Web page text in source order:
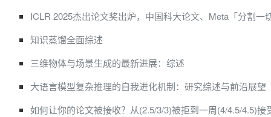
ICLR 2025杰出论文奖出炉，中国科大论文、Meta「分割一
知识蒸馏全面综述
三维物体与场景生成的最新进展：综述
大语言模型复杂推理的自我进化机制：研究综述与前沿展望
如何让你的论文被接收？从(2.5/3/3)被拒到一周(4/4.5/4.5)接